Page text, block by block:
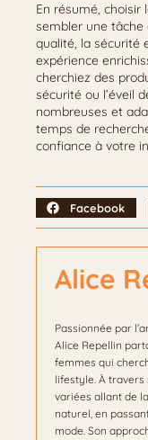
En résumé,
sembler une tâche
qualité, la sécurité
expérience
cherchiez des
sécurité ou l’éveil
nombreuses et
temps de
confiance à votre
Facebook
Alice
Passionnée par
Alice Repellin
femmes qui
lifestyle. À travers
variées allant de
naturel, en
mode. Son